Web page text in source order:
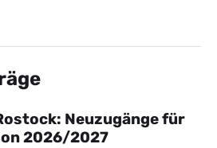
Neuzugänge für
2026/2027